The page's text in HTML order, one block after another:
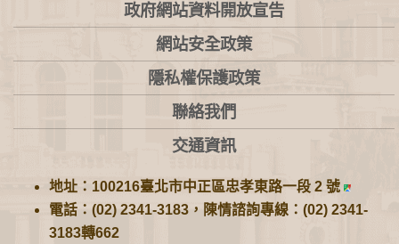
政府網站資料開放宣告
網站安全政策
隱私權保護政策
聯絡我們
交通資訊
地址：100216臺北市中正區忠孝東路一段 2 號
電話：(02) 2341-3183，陳情諮詢專線：(02) 2341-
3183轉662